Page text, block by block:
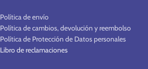
Política de envío
Política de cambios, devolución y reembolso
Política de Protección de Datos personales
Libro de reclamaciones